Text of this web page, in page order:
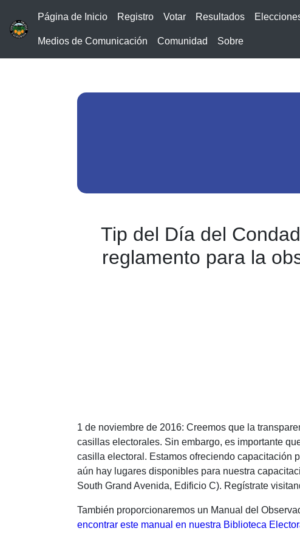
Página de Inicio Registro Votar Resultados
Medios de Comunicación Comunidad Sobre
Tip del Día del
reglamento para la
1 de noviembre de 2016: Creemos que la
casillas electorales. Sin embargo, es importante
casilla electoral. Estamos ofreciendo capacitación
aún hay lugares disponibles para nuestra
South Grand Avenida, Edificio C). Regístrate
También proporcionaremos un Manual del
encontrar este manual en nuestra Biblioteca